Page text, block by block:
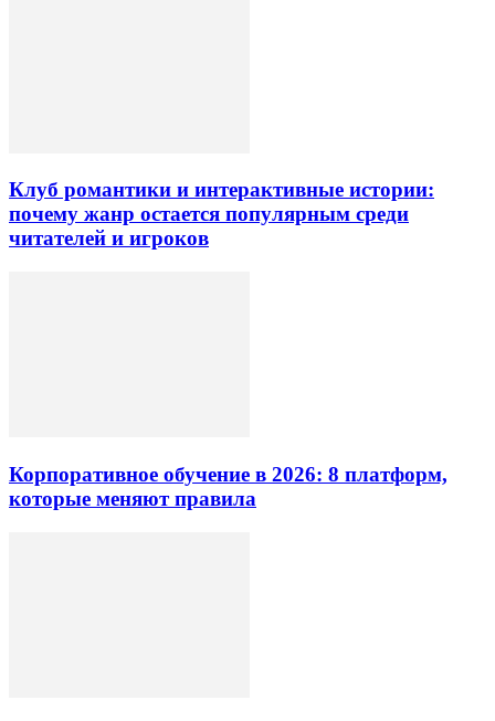
Клуб романтики и интерактивные истории:
почему жанр остается популярным среди
читателей и игроков
Корпоративное обучение в 2026: 8 платформ,
которые меняют правила